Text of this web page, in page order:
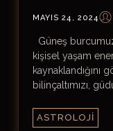
MAYIS 24, 2024
Güneş
kişisel yaşam
kaynaklandığını
bilinçaltımızı,
ASTROLOJI